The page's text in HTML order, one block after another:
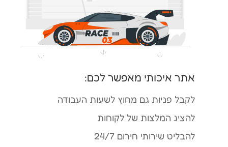
אתר איכותי מאפשר לכם:
לקבל פניות גם מחוץ לשעות העבודה
להציג המלצות של לקוחות
להבליט שירותי חירום 24/7